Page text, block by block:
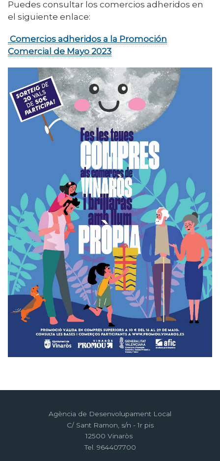
Puedes consultar los comercios adheridos en
el siguiente enlace:
Comercios adheridos a la Promoción
Comercial de Mayo 2023
Agència de Desenvolupament Local
C/ Sant Ramon, s/n - 1r pis
12500 Vinaròs
Tel. 964407700